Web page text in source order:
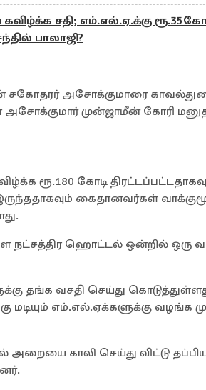
சதி; எம்.எல்.ஏ.க்கு
பாலாஜி?
சகோதரர் அசோக்குமாரை
முன்ஜாமீன் கோரி
ரூ.180 கோடி
கைதானவர்கள்
ஹொட்டல் ஒன்றில் ஒரு
தங்க வசதி செய்து
மடியும் எம்.எல்.ஏக்களுக்கு வழங்க
அறையை காலி செய்து விட்டு